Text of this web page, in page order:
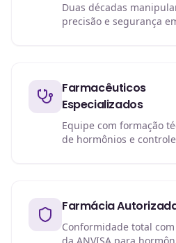
Duas décadas
precisão e segurança
Farmacêuticos
Especializados
Equipe com formação
de hormônios e
Farmácia
Conformidade total